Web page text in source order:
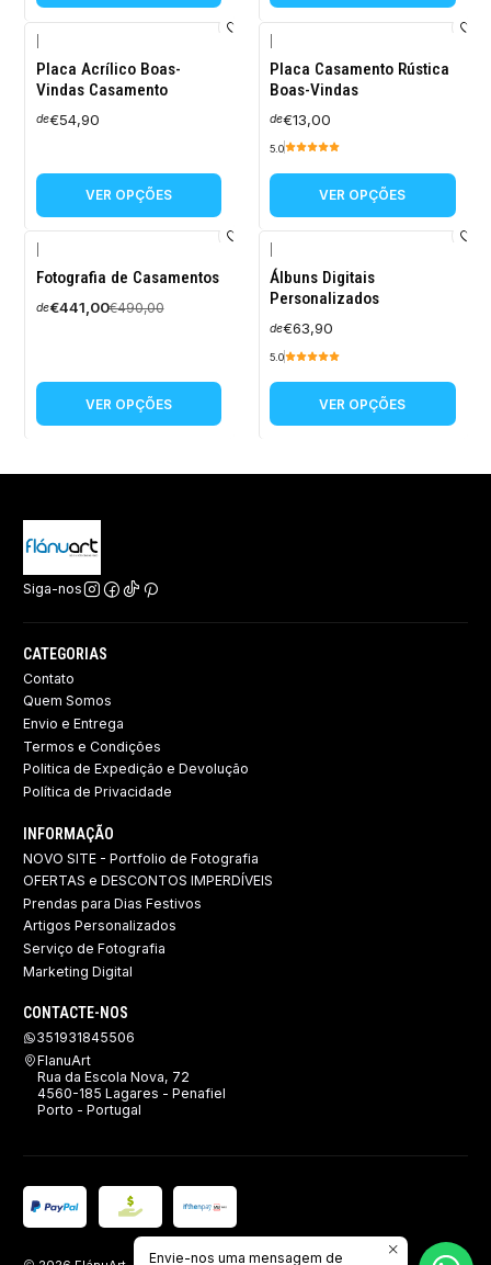
Placa Acrílico Boas-
Vindas Casamento
de€54,90
VER OPÇÕES
Placa Casamento Rústica
Boas-Vindas
de€13,00
5.0
VER OPÇÕES
-10%
DESCONTO
Fotografia de Casamentos
de€441,00€490,00
VER OPÇÕES
Álbuns Digitais
Personalizados
de€63,90
5.0
VER OPÇÕES
Siga-nos
CATEGORIAS
Contato
Quem Somos
Envio e Entrega
Termos e Condições
Politica de Expedição e Devolução ​
Política de Privacidade
INFORMAÇÃO
NOVO SITE - Portfolio de Fotografia
OFERTAS e DESCONTOS IMPERDÍVEIS
Prendas para Dias Festivos
Artigos Personalizados
Serviço de Fotografia
Marketing Digital
CONTACTE-NOS
351931845506
FlanuArt
Rua da Escola Nova, 72
4560-185 Lagares - Penafiel
Porto - Portugal
Envie-nos uma mensagem de